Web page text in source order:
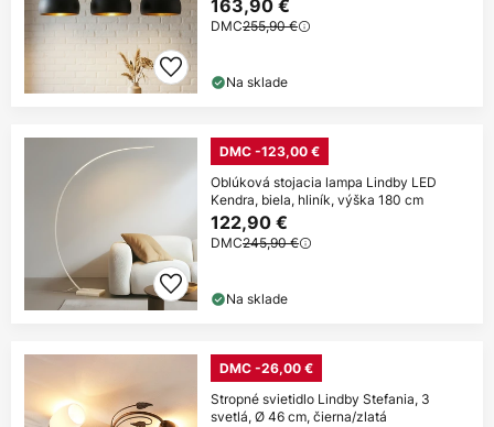
163,90 €
DMC255,90 €
Na sklade
DMC -123,00 €
Oblúková stojacia lampa Lindby LED
Kendra, biela, hliník, výška 180 cm
122,90 €
DMC245,90 €
Na sklade
DMC -26,00 €
Stropné svietidlo Lindby Stefania, 3
svetlá, Ø 46 cm, čierna/zlatá